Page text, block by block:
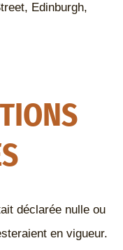
Edinburgh,
déclarée nulle ou
en vigueur.